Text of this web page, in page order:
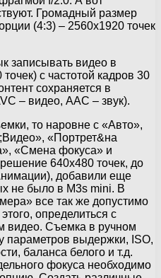
Громадный размер
(4:3) – 2560х1920 точек
записывать видео в
с частотой кадров 30
сохраняется в
– видео, AAC – звук).
то наровне с «Авто»,
«Портрет&на
«Смена фокуса» и
640х480 точек, до
добавили еще
не было в M3s mini. В
все так же допустимо
определиться с
видео. Съемка в ручном
параметров выдержки, ISO,
баланса белого и т.д.
фокуса необходимо